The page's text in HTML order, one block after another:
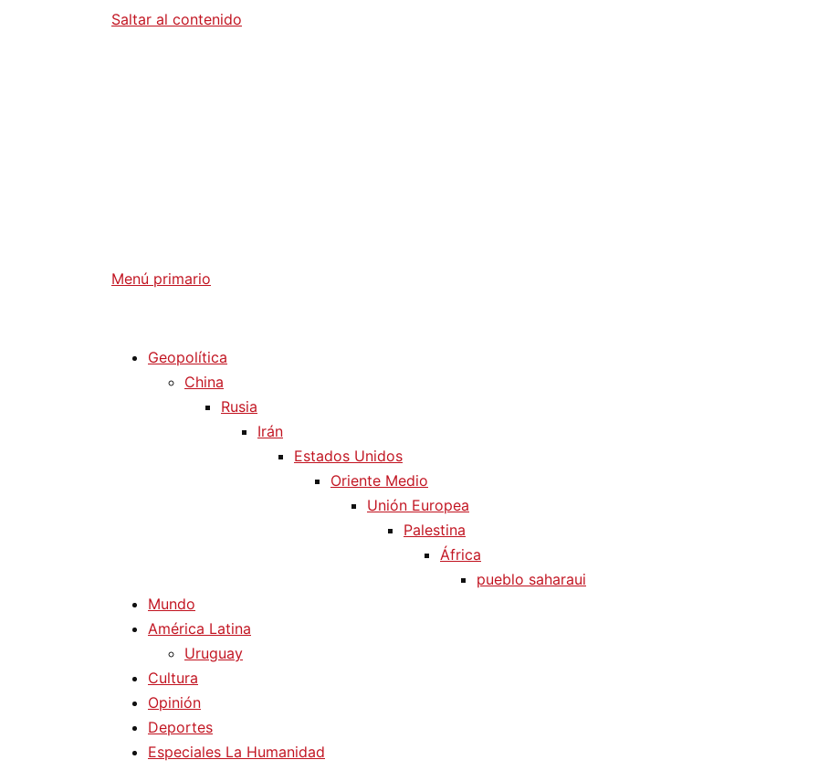
Saltar al contenido
Menú primario
Geopolítica
China
Rusia
Irán
Estados Unidos
Oriente Medio
Unión Europea
Palestina
África
pueblo saharaui
Mundo
América Latina
Uruguay
Cultura
Opinión
Deportes
Especiales La Humanidad